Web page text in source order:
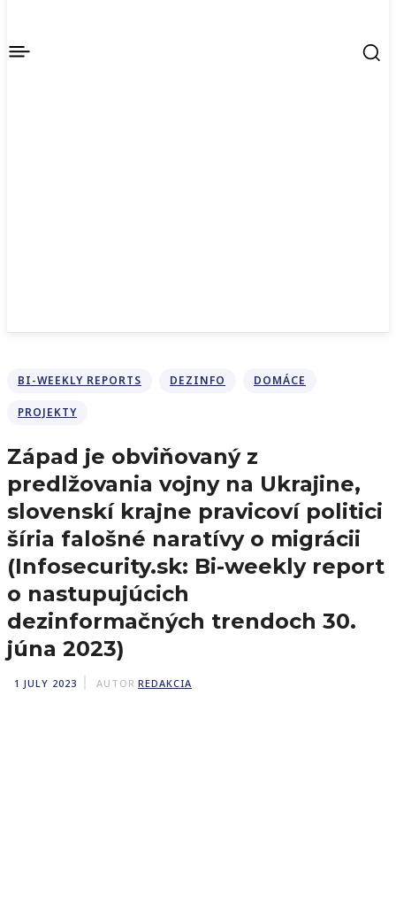
BI-WEEKLY REPORTS DEZINFO DOMÁCE
PROJEKTY
Západ je obviňovaný z
predlžovania vojny na Ukrajine,
slovenskí krajne pravicoví politici
šíria falošné naratívy o migrácii
(Infosecurity.sk: Bi-weekly report
o nastupujúcich
dezinformačných trendoch 30.
júna 2023)
1 JULY 2023 AUTOR REDAKCIA